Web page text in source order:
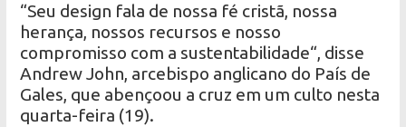
“Seu design fala de nossa fé cristã, nossa
herança, nossos recursos e nosso
compromisso com a sustentabilidade“, disse
Andrew John, arcebispo anglicano do País de
Gales, que abençoou a cruz em um culto nesta
quarta-feira (19).